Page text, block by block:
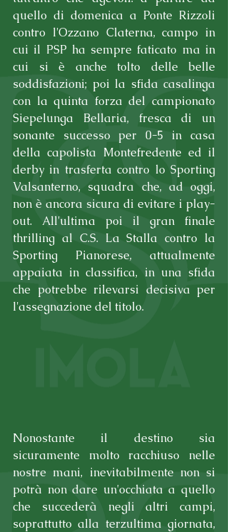
quello di domenica a Ponte Rizzoli
contro l'Ozzano Claterna, campo in
cui il PSP ha sempre faticato ma in
cui si è anche tolto delle belle
soddisfazioni; poi la sfida casalinga
con la quinta forza del campionato
Siepelunga Bellaria, fresca di un
sonante successo per 0-5 in casa
della capolista Montefredente ed il
derby in trasferta contro lo Sporting
Valsanterno, squadra che, ad oggi,
non è ancora sicura di evitare i play-
out. All'ultima poi il gran finale
thrilling al C.S. La Stalla contro la
Sporting Pianorese, attualmente
appaiata in classifica, in una sfida
che potrebbe rilevarsi decisiva per
l'assegnazione del titolo.
Nonostante il destino sia
sicuramente molto racchiuso nelle
nostre mani, inevitabilmente non si
potrà non dare un'occhiata a quello
che succederà negli altri campi,
soprattutto alla terzultima giornata,